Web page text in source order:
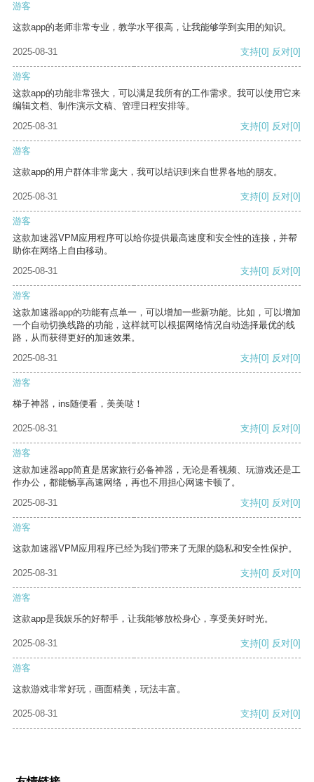
游客
这款app的老师非常专业，教学水平很高，让我能够学到实用的知识。
2025-08-31 支持[0] 反对[0]
游客
这款app的功能非常强大，可以满足我所有的工作需求。我可以使用它来
编辑文档、制作演示文稿、管理日程安排等。
2025-08-31
支持[0] 反对[0]
游客
这款app的用户群体非常庞大，我可以结识到来自世界各地的朋友。
2025-08-31 支持[0] 反对[0]
游客
这款加速器VPM应用程序可以给你提供最高速度和安全性的连接，并帮
助你在网络上自由移动。
2025-08-31
支持[0] 反对[0]
游客
这款加速器app的功能有点单一，可以增加一些新功能。比如，可以增加
一个自动切换线路的功能，这样就可以根据网络情况自动选择最优的线
路，从而获得更好的加速效果。
2025-08-31
支持[0] 反对[0]
游客
梯子神器，ins随便看，美美哒！
2025-08-31 支持[0] 反对[0]
游客
这款加速器app简直是居家旅行必备神器，无论是看视频、玩游戏还是工
作办公，都能畅享高速网络，再也不用担心网速卡顿了。
2025-08-31
支持[0] 反对[0]
游客
这款加速器VPM应用程序已经为我们带来了无限的隐私和安全性保护。
2025-08-31 支持[0] 反对[0]
游客
这款app是我娱乐的好帮手，让我能够放松身心，享受美好时光。
2025-08-31 支持[0] 反对[0]
游客
这款游戏非常好玩，画面精美，玩法丰富。
2025-08-31 支持[0] 反对[0]